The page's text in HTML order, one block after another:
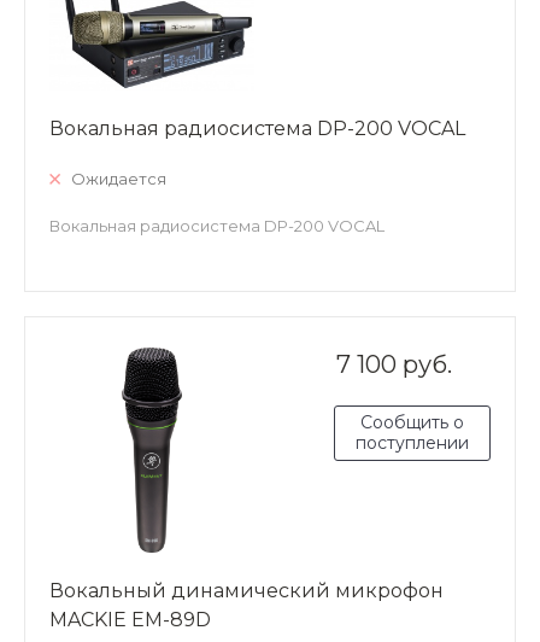
Вокальная радиосистема DP-200 VOCAL
Ожидается
Вокальная радиосистема DP-200 VOCAL
7 100 руб.
Сообщить о
поступлении
Вокальный динамический микрофон
MACKIE EM-89D